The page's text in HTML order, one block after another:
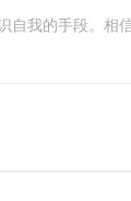
自我的手段。相